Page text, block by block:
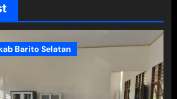
Barito Selatan